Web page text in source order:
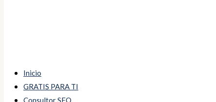
Inicio
GRATIS PARA TI
Consultor SEO